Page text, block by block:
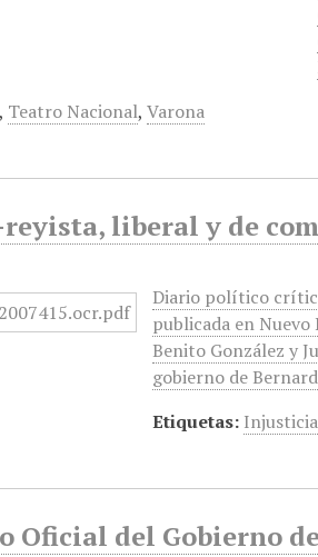
, Teatro Nacional,Varona
liberal y de
Diario político
publicada en
Benito González y
gobierno de
Etiquetas: Injusticia
Oficial del Gobierno